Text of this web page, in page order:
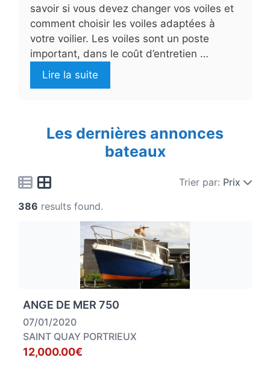
savoir si vous devez changer vos voiles et
comment choisir les voiles adaptées à
votre voilier. Les voiles sont un poste
important, dans le coût d’entretien …
Lire la suite
Les dernières annonces
bateaux
Trier par: Prix
386 results found.
ANGE DE MER 750
07/01/2020
SAINT QUAY PORTRIEUX
12,000.00€